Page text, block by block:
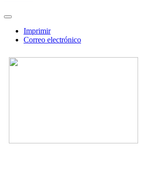
Imprimir
Correo electrónico